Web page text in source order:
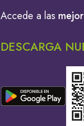
Accede a las
DESCARGA